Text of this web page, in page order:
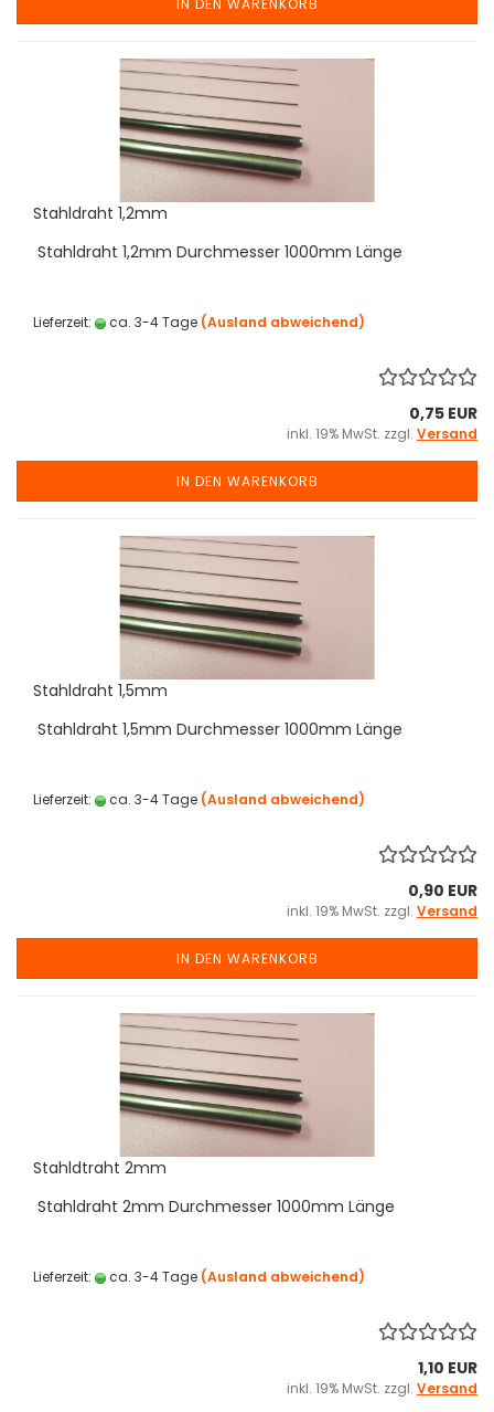
IN DEN WARENKORB
Stahldraht 1,2mm
Stahldraht 1,2mm Durchmesser 1000mm Länge
Lieferzeit: ca. 3-4 Tage (Ausland abweichend)
0,75 EUR
inkl. 19% MwSt. zzgl. Versand
IN DEN WARENKORB
Stahldraht 1,5mm
Stahldraht 1,5mm Durchmesser 1000mm Länge
Lieferzeit: ca. 3-4 Tage (Ausland abweichend)
0,90 EUR
inkl. 19% MwSt. zzgl. Versand
IN DEN WARENKORB
Stahldtraht 2mm
Stahldraht 2mm Durchmesser 1000mm Länge
Lieferzeit: ca. 3-4 Tage (Ausland abweichend)
1,10 EUR
inkl. 19% MwSt. zzgl. Versand